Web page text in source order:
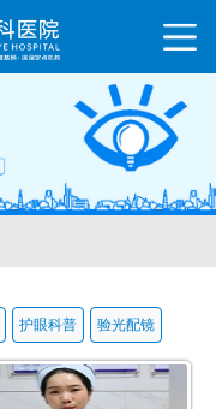
护眼科普 验光配镜